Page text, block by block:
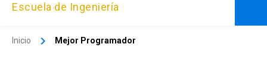
Escuela de Ingeniería
Inicio Mejor Programador